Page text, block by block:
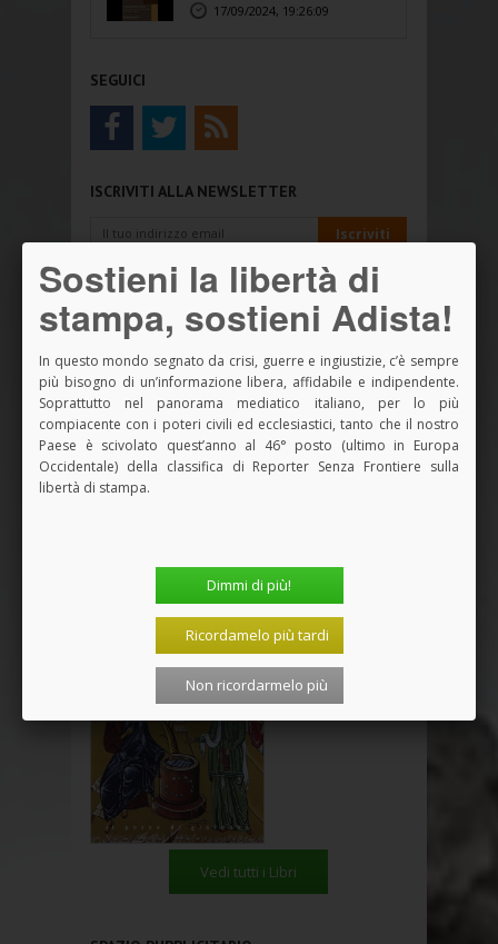
17/09/2024, 19:26:09
SEGUICI
ISCRIVITI ALLA NEWSLETTER
NOVITÀ ADISTA LIBRI
Vedi tutti i Libri
Sostieni la libertà di
stampa, sostieni Adista!
In questo mondo segnato da crisi, guerre e ingiustizie, c’è sempre
più bisogno di un’informazione libera, affidabile e indipendente.
Soprattutto nel panorama mediatico italiano, per lo più
compiacente con i poteri civili ed ecclesiastici, tanto che il nostro
Paese è scivolato quest’anno al 46° posto (ultimo in Europa
Occidentale) della classifica di Reporter Senza Frontiere sulla
libertà di stampa.
Dimmi di più!
Ricordamelo più tardi
Non ricordarmelo più